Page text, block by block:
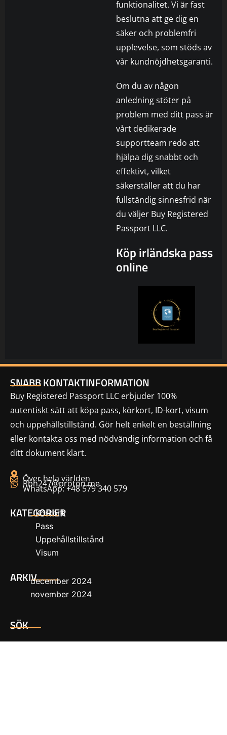
funktionalitet. Vi är fast
beslutna att ge dig en
säker och problemfri
upplevelse, som stöds av
vår kundnöjdhetsgaranti.
Om du av någon
anledning stöter på
problem med ditt pass är
vårt dedikerade
supportteam redo att
hjälpa dig snabbt och
effektivt, vilket
säkerställer att du har
fullständig sinnesfrid när
du väljer Buy Registered
Passport LLC.
Köp irländska pass
online
SNABB KONTAKTINFORMATION
Buy Registered Passport LLC erbjuder 100%
autentiskt sätt att köpa pass, körkort, ID-kort, visum
och uppehållstillstånd. Gör helt enkelt en beställning
eller kontakta oss med nödvändig information och få
ditt dokument klart.
Över hela världen
Rbh247@proton.me
WhatsApp: +48 579 340 579
KATEGORIER
Körkort
Pass
Uppehållstillstånd
Visum
ARKIVdecember 2024
november 2024
SÖK